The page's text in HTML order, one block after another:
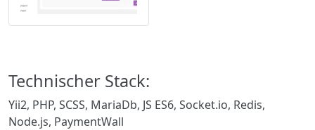
Technischer Stack:
Yii2, PHP, SCSS, MariaDb, JS ES6, Socket.io, Redis,
Node.js, PaymentWall